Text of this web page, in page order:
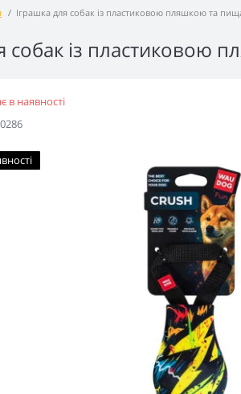
Іграшка для собак із пластиковою пляшкою та
собак із пластиковою
в наявності